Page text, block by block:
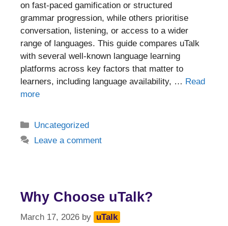
on fast-paced gamification or structured
grammar progression, while others prioritise
conversation, listening, or access to a wider
range of languages. This guide compares uTalk
with several well-known language learning
platforms across key factors that matter to
learners, including language availability, … Read
more
Categories
Uncategorized
Leave a comment
Why Choose uTalk?
March 17, 2026 by uTalk